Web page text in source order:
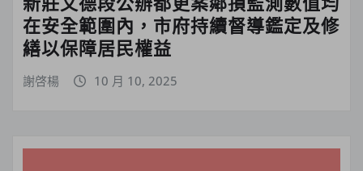
在安全範圍內，市府持續督導鑑定及修
繕以保障居民權益
謝啓楊 10 月 10, 2025